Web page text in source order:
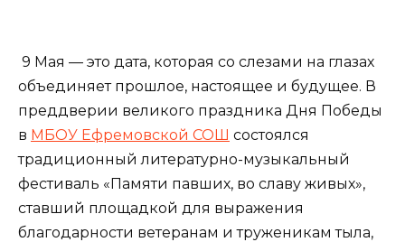
9 Мая — это дата, которая со слезами на глазах
объединяет прошлое, настоящее и будущее. В
преддверии великого праздника Дня Победы
в МБОУ Ефремовской СОШ состоялся
традиционный литературно-музыкальный
фестиваль «Памяти павших, во славу живых»,
ставший площадкой для выражения
благодарности ветеранам и труженикам тыла,